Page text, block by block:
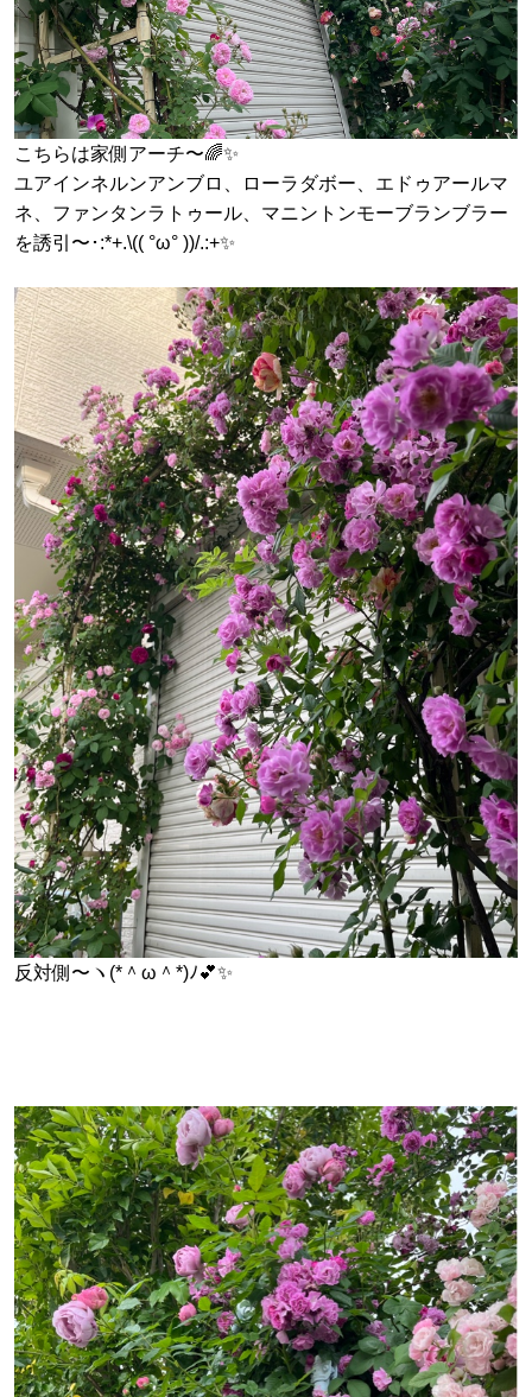
こちらは家側アーチ〜🌈✨
ユアインネルンアンブロ、ローラダボー、エドゥアールマ
ネ、ファンタンラトゥール、マニントンモーブランブラー
を誘引〜･:*+.\(( °ω° ))/.:+✨
反対側〜ヽ(*＾ω＾*)ﾉ💕✨